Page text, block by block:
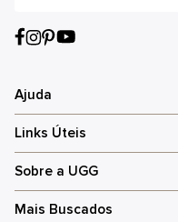
Ajuda
Links Úteis
Sobre a UGG
Mais Buscados